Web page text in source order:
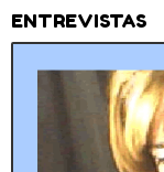
ENTREVISTAS